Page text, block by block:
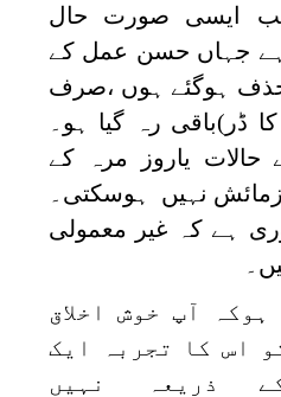
ایسی صورت حال
ہے جہاں حسن عمل کے
ہوگئے ہوں ،صرف
ڈر)باقی رہ گیا ہو۔
یاروز مرہ کے
نہیں ہوسکتی۔
ہے کہ غیر معمولی
ہوکہ آپ خوش اخلاق
اس کا تجربہ ایک
ذریعہ نہیں